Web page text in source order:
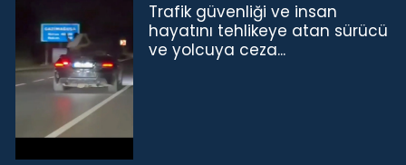
Trafik güvenliği ve insan
hayatını tehlikeye atan sürücü
ve yolcuya ceza...